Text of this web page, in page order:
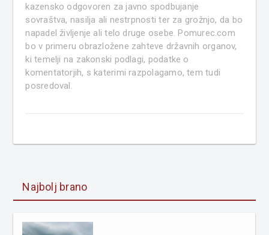
kazensko odgovoren za javno spodbujanje
sovraštva, nasilja ali nestrpnosti ter za grožnjo, da bo
napadel življenje ali telo druge osebe. Pomurec.com
bo v primeru obrazložene zahteve državnih organov,
ki temelji na zakonski podlagi, podatke o
komentatorjih, s katerimi razpolagamo, tem tudi
posredoval.
Najbolj brano